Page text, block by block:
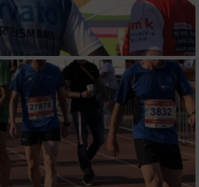
auf Informationen
Daten zur Auswahl
für personalisierte
zur Auswahl